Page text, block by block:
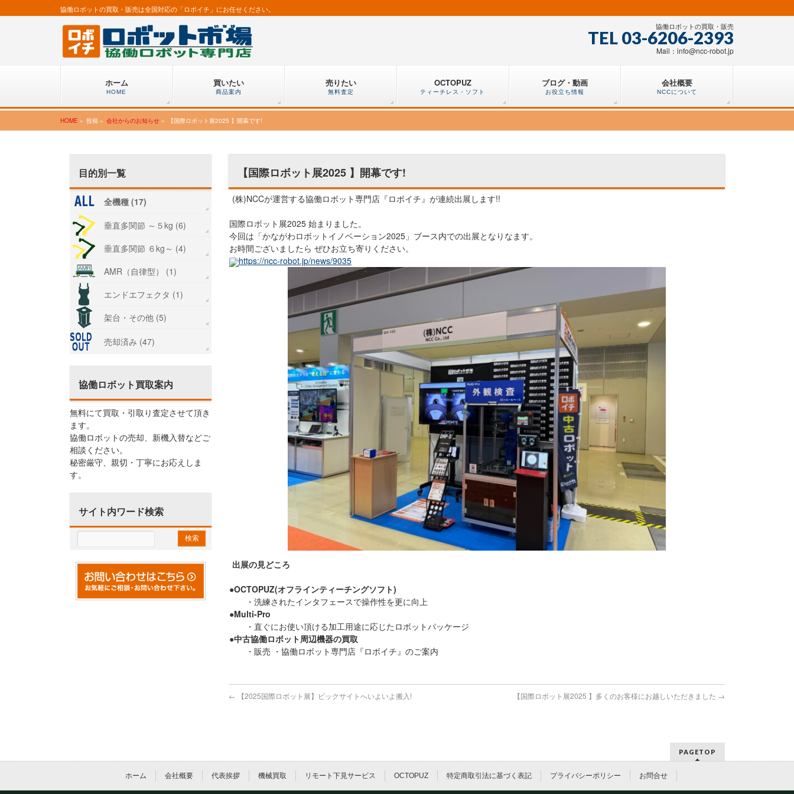
協働ロボットの買取・販売は全国対応の「ロボイチ」にお任せください。
協働ロボットの買取・販売
TEL 03-6206-2393
Mail：info@ncc-robot.jp
ホーム
HOME
買いたい
商品案内
売りたい
無料査定
OCTOPUZ
ティーチレス・ソフト
ブログ・動画
お役立ち情報
会社概要
NCCについて
HOME » 投稿 » 会社からのお知らせ » 【国際ロボット展2025 】開幕です!
【国際ロボット展2025 】開幕です!
(株)NCCが運営する協働ロボット専門店『ロボイチ』が連続出展します!!
国際ロボット展2025 始まりました。
今回は「かながわロボットイノベーション2025」ブース内での出展となりなます。
お時間ございましたら ぜひお立ち寄りください。
https://ncc-robot.jp/news/9035
出展の見どころ
●OCTOPUZ(オフラインティーチングソフト)
・洗練されたインタフェースで操作性を更に向上
●Multi-Pro
・直ぐにお使い頂ける加工用途に応じたロボットパッケージ
●中古協働ロボット周辺機器の買取
・販売 ・協働ロボット専門店『ロボイチ』のご案内
← 【2025国際ロボット展】ビックサイトへいよいよ搬入! 【国際ロボット展2025 】多くのお客様にお越しいただきました →
目的別一覧
全機種 (17)
垂直多関節 ～５kg (6)
垂直多関節 ６kg～ (4)
AMR（自律型） (1)
エンドエフェクタ (1)
架台・その他 (5)
売却済み (47)
協働ロボット買取案内
無料にて買取・引取り査定させて頂き
ます。
協働ロボットの売却、新機入替などご
相談ください。
秘密厳守、親切・丁寧にお応えしま
す。
サイト内ワード検索
PAGETOP
ホーム 会社概要 代表挨拶 機械買取 リモート下見サービス OCTOPUZ 特定商取引法に基づく表記 プライバシーポリシー お問合せ